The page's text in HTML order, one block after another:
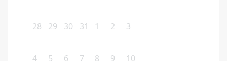
28 29 30 31 1 2 3
4 5 6 7 8 9 10